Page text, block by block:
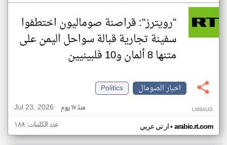
"رويترز": قراصنة صوماليون اختطفوا
سفينة تجارية قبالة سواحل اليمن على
متنها 8 ألمان و10 فلبينيين
اخبار الصومال
Politics
Jul 23, 2026
منذ ١٧ يوم LM34UG
ار تي عربي• arabic.rt.com عدد الكلمات: ١٨٨